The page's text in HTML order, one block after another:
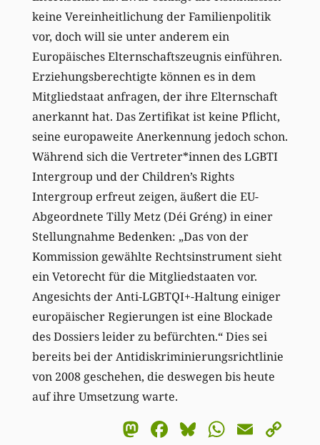
keine Vereinheitlichung der Familienpolitik
vor, doch will sie unter anderem ein
Europäisches Elternschaftszeugnis einführen.
Erziehungsberechtigte können es in dem
Mitgliedstaat anfragen, der ihre Elternschaft
anerkannt hat. Das Zertifikat ist keine Pflicht,
seine europaweite Anerkennung jedoch schon.
Während sich die Vertreter*innen des LGBTI
Intergroup und der Children’s Rights
Intergroup erfreut zeigen, äußert die EU-
Abgeordnete Tilly Metz (Déi Gréng) in einer
Stellungnahme Bedenken: „Das von der
Kommission gewählte Rechtsinstrument sieht
ein Vetorecht für die Mitgliedstaaten vor.
Angesichts der Anti-LGBTQI+-Haltung einiger
europäischer Regierungen ist eine Blockade
des Dossiers leider zu befürchten.“ Dies sei
bereits bei der Antidiskriminierungsrichtlinie
von 2008 geschehen, die deswegen bis heute
auf ihre Umsetzung warte.
Mastodon
Facebook
BlueskyEmail